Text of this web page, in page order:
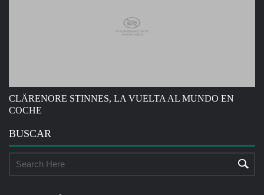
CLÄRENORE STINNES, LA VUELTA AL MUNDO EN
COCHE
BUSCAR